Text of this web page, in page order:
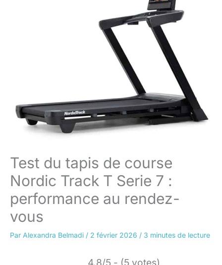
Test du tapis de course
Nordic Track T Serie 7 :
performance au rendez-
vous
Par Alexandra Belmadi / 2 février 2026 / 3 minutes de lecture